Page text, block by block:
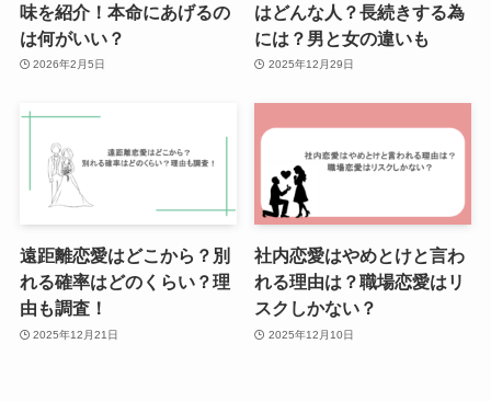
味を紹介！本命にあげるの
は何がいい？
2026年2月5日
はどんな人？長続きする為
には？男と女の違いも
2025年12月29日
遠距離恋愛はどこから？別
れる確率はどのくらい？理
由も調査！
2025年12月21日
社内恋愛はやめとけと言わ
れる理由は？職場恋愛はリ
スクしかない？
2025年12月10日